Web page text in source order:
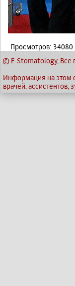
Просмотров: 34080
© E-Stomatology, Все
Информация на этом
врачей, ассистентов,